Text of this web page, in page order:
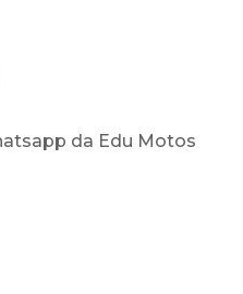
da Edu Motos